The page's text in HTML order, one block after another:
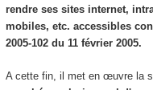
rendre ses sites internet,
mobiles, etc. accessibles
2005-102 du 11 février 2005.
A cette fin, il met en œuvre la